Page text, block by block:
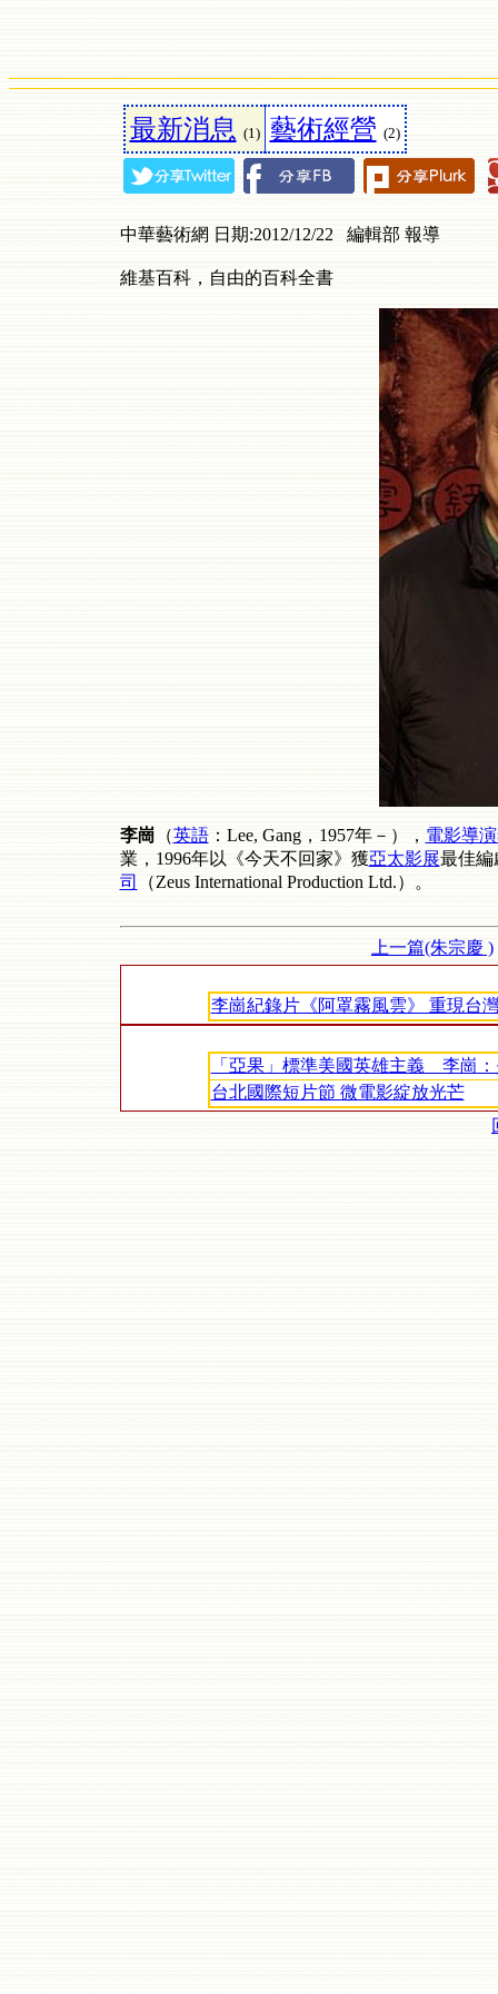
最新消息 (1) 藝術經營 (2)
中華藝術網 日期:2012/12/22 編輯部 報導
維基百科，自由的百科全書
李崗 （英語： Lee, Gang，1957年－ ）， 電影導演
業，1996年以《今天不回家》獲亞太影展最佳編
司
（Zeus International Production Ltd.）。
上一篇(朱宗慶 )
李崗紀錄片《阿罩霧風雲》 重現台
「亞果」標準美國英雄主義 李崗
台北國際短片節 微電影綻放光芒